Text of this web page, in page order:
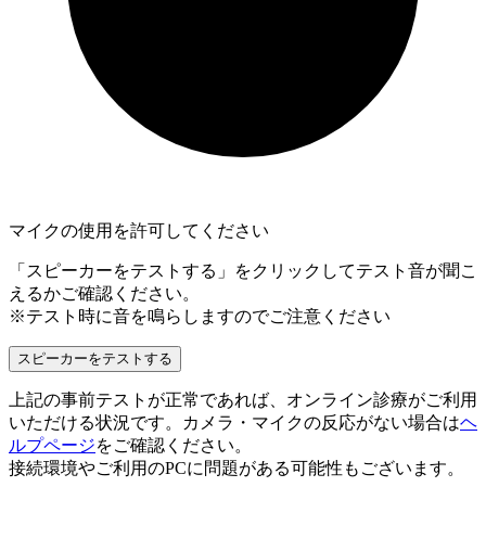
マイクの使用を許可してください
「スピーカーをテストする」をクリックしてテスト音が聞こ
えるかご確認ください。
※テスト時に音を鳴らしますのでご注意ください
スピーカーをテストする
上記の事前テストが正常であれば、オンライン診療がご利用
いただける状況です。カメラ・マイクの反応がない場合はヘ
ルプページをご確認ください。
接続環境やご利用のPCに問題がある可能性もございます。